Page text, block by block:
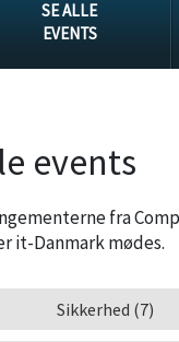
SE ALLE
EVENTS
events
fra
it-Danmark mødes.
Sikkerhed (7)